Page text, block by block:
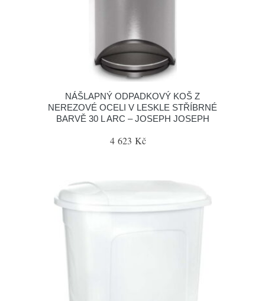
NÁŠLAPNÝ ODPADKOVÝ KOŠ Z
NEREZOVÉ OCELI V LESKLE STŘÍBRNÉ
BARVĚ 30 L ARC – JOSEPH JOSEPH
4 623 Kč